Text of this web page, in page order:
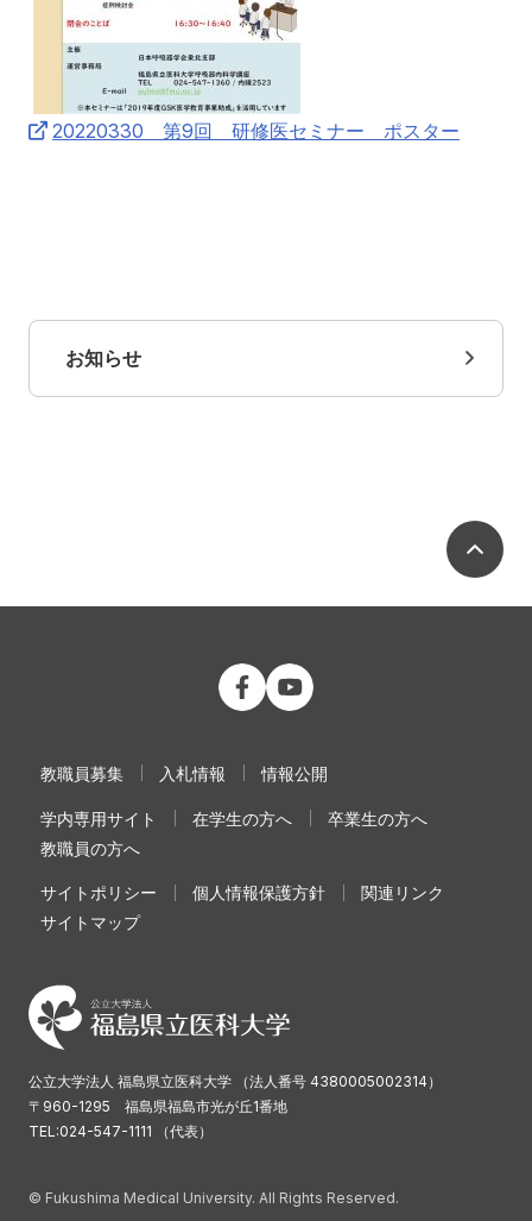
20220330 第9回 研修医セミナー ポスター
お知らせ
公立大学法人 福島県立医科大学
教職員募集 入札情報 情報公開
学内専用サイト 在学生の方へ
卒業生の方へ
教職員の方へ
サイトポリシー 個人情報保護方針
関連リンク
サイトマップ
公立大学法人 福島県立医科大学 （法人番号 4380005002314）
〒960-1295 福島県福島市光が丘1番地
TEL:024-547-1111 （代表）
© Fukushima Medical University. All Rights Reserved.